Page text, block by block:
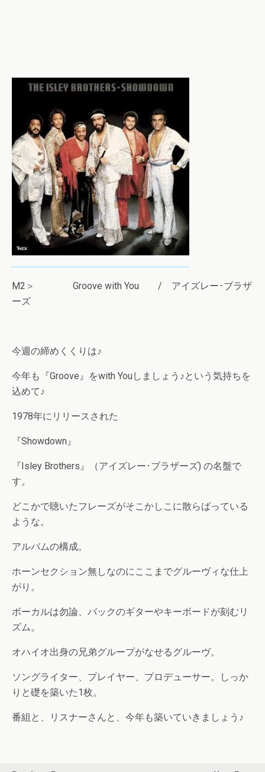
M2＞ Groove with You / アイズレー･ブラザ
ーズ
今週の締めくくりは♪
今年も『Groove』をwith Youしましょう♪という気持ちを
込めて♪
1978年にリリースされた
『Showdown』
『Isley Brothers』（アイズレー･ブラザーズ) の名盤で
す。
どこかで聴いたフレーズがそこかしこに散らばっている
ような。
アルバムの構成。
ホーンセクション無しなのにここまでグルーヴィな仕上
がり。
ボーカルは勿論、バックのギターやキーボードが刻むリ
ズム。
オハイオ出身の兄弟グループがなせるグルーヴ。
ソングライター、プレイヤー、プロデューサー。しっか
りと礎を築いた1枚。
番組と、リスナーさんと、今年も築いていきましょう♪